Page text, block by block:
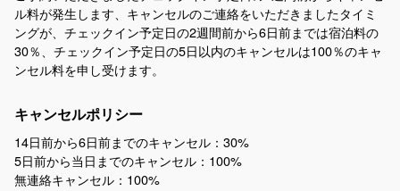
ル料が発生します、キャンセルのご連絡をいただきましたタイミ
ングが、チェックイン予定日の2週間前から6日前までは宿泊料の
30％、チェックイン予定日の5日以内のキャンセルは100％のキャ
ンセル料を申し受けます。
キャンセルポリシー
14日前から6日前までのキャンセル：30%
5日前から当日までのキャンセル：100%
無連絡キャンセル：100%